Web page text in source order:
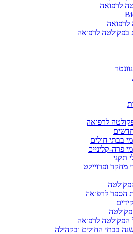
לרפואה
לרפואה
בפקולטה לרפואה
לרפואה
בבתי חולים
פרה-קליניים
תקני
מחקר ופרוייקט
הספר לרפואה
הפקולטה לרפואה
בבתי החולים ובקהילה